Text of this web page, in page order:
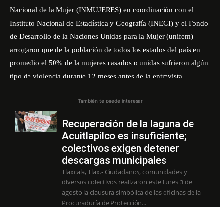
Nacional de la Mujer (INMUJERES) en coordinación con el
Instituto Nacional de Estadística y Geografía (INEGI) y el Fondo
de Desarrollo de la Naciones Unidas para la Mujer (unifem)
arrogaron que de la población de todos los estados del país en
promedio el 50% de la mujeres casados o unidas sufrieron algún
tipo de violencia durante 12 meses antes de la entrevista.
También te puede interesar
Recuperación de la laguna de
Acuitlapilco es insuficiente;
colectivos exigen detener
descargas municipales
Tlaxcala, Tlax.- Ciudadanos, comunidades y
diversos colectivos realizaron este lunes 3 de
agosto la clausura simbólica de las oficinas de la
Procuraduría de Protección...